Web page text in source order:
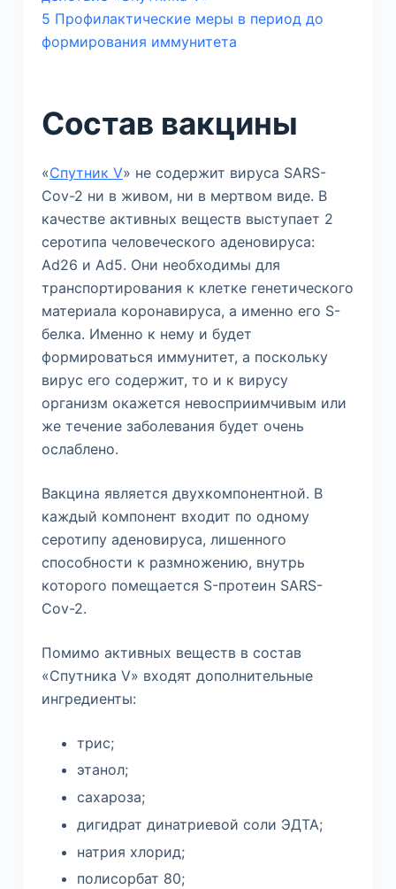
5 Профилактические меры в период до
формирования иммунитета
Состав вакцины
«Спутник V» не содержит вируса SARS-
Cov-2 ни в живом, ни в мертвом виде. В
качестве активных веществ выступает 2
серотипа человеческого аденовируса:
Ad26 и Ad5. Они необходимы для
транспортирования к клетке генетического
материала коронавируса, а именно его S-
белка. Именно к нему и будет
формироваться иммунитет, а поскольку
вирус его содержит, то и к вирусу
организм окажется невосприимчивым или
же течение заболевания будет очень
ослаблено.
Вакцина является двухкомпонентной. В
каждый компонент входит по одному
серотипу аденовируса, лишенного
способности к размножению, внутрь
которого помещается S-протеин SARS-
Cov-2.
Помимо активных веществ в состав
«Спутника V» входят дополнительные
ингредиенты:
трис;
этанол;
сахароза;
дигидрат динатриевой соли ЭДТА;
натрия хлорид;
полисорбат 80;